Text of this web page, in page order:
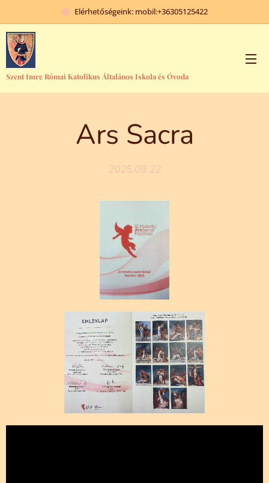
Elérhetőségeink: mobil:+36305125422
Szent Imre Római Katolikus Általános Iskola és Óvoda
Ars Sacra
2025.09.22